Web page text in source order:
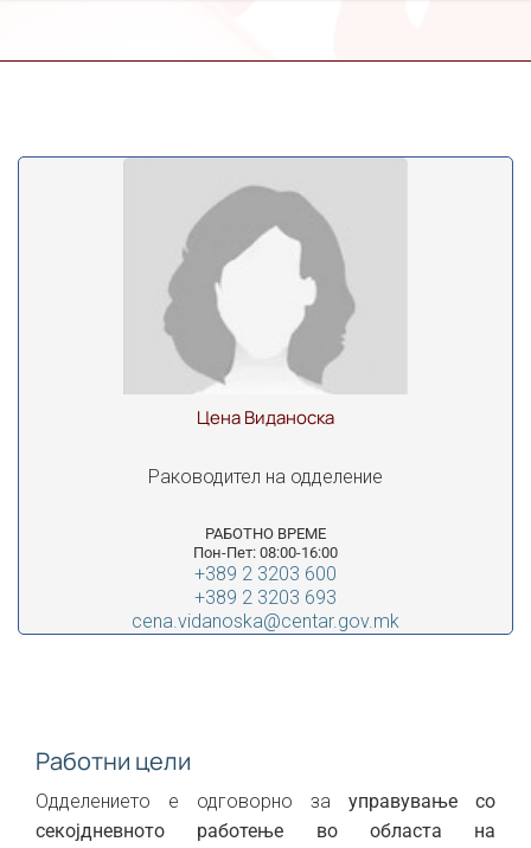
Работни цели
Одделението е одговорно за управување со
секојдневното работење во областа на
Цена Виданоска
Раководител на одделение
РАБОТНО ВРЕМЕ
Пон-Пет: 08:00-16:00
+389 2 3203 600
+389 2 3203 693
cena.vidanoska@centar.gov.mk